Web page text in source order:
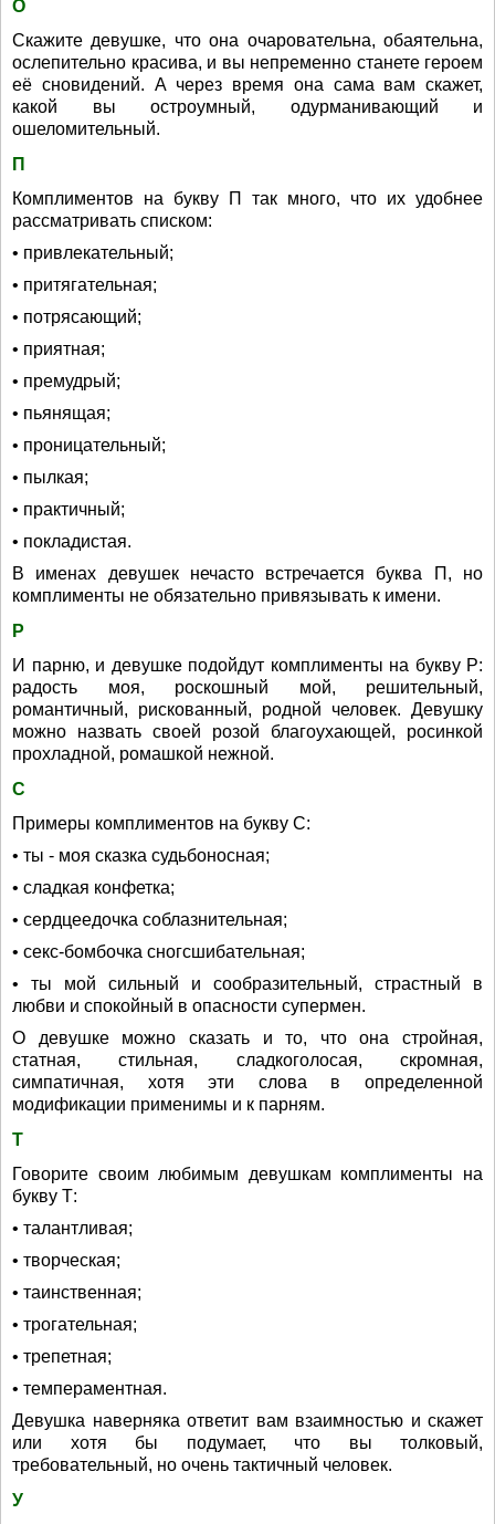
О
Скажите девушке, что она очаровательна, обаятельна,
ослепительно красива, и вы непременно станете героем
её сновидений. А через время она сама вам скажет,
какой вы остроумный, одурманивающий и
ошеломительный.
П
Комплиментов на букву П так много, что их удобнее
рассматривать списком:
• привлекательный;
• притягательная;
• потрясающий;
• приятная;
• премудрый;
• пьянящая;
• проницательный;
• пылкая;
• практичный;
• покладистая.
В именах девушек нечасто встречается буква П, но
комплименты не обязательно привязывать к имени.
Р
И парню, и девушке подойдут комплименты на букву Р:
радость моя, роскошный мой, решительный,
романтичный, рискованный, родной человек. Девушку
можно назвать своей розой благоухающей, росинкой
прохладной, ромашкой нежной.
С
Примеры комплиментов на букву С:
• ты - моя сказка судьбоносная;
• сладкая конфетка;
• сердцеедочка соблазнительная;
• секс-бомбочка сногсшибательная;
• ты мой сильный и сообразительный, страстный в
любви и спокойный в опасности супермен.
О девушке можно сказать и то, что она стройная,
статная, стильная, сладкоголосая, скромная,
симпатичная, хотя эти слова в определенной
модификации применимы и к парням.
Т
Говорите своим любимым девушкам комплименты на
букву Т:
• талантливая;
• творческая;
• таинственная;
• трогательная;
• трепетная;
• темпераментная.
Девушка наверняка ответит вам взаимностью и скажет
или хотя бы подумает, что вы толковый,
требовательный, но очень тактичный человек.
У